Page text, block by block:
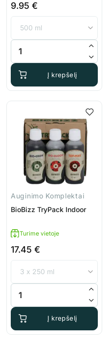
Pro Organic Grow
9.95 €
produkto kiekis: Terra
Į krepšelį
Stimulant
Auginimo Komplektai
BioBizz TryPack Indoor
Turime vietoje
17.45 €
produkto kiekis: BioBizz
Į krepšelį